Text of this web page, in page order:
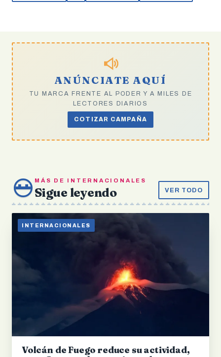
ANÚNCIATE AQUÍ
TU MARCA FRENTE AL PODER Y A MILES DE
LECTORES DIARIOS
COTIZAR CAMPAÑA
MÁS DE INTERNACIONALES
Sigue leyendo VER TODO
INTERNACIONALES
Volcán de Fuego reduce su actividad,